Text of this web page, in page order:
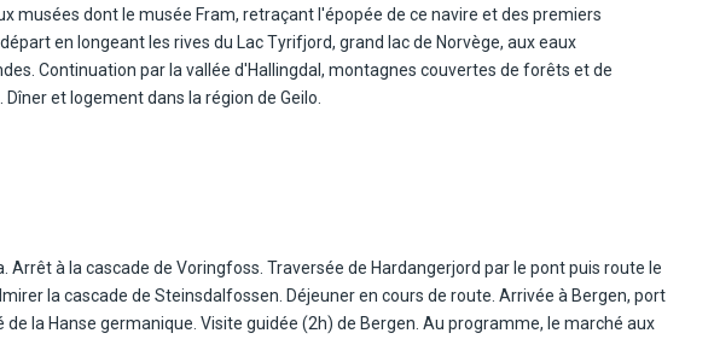
musées dont le musée Fram, retraçant l'épopée de ce navire et des premiers
en longeant les rives du Lac Tyrifjord, grand lac de Norvège, aux eaux
Continuation par la vallée d'Hallingdal, montagnes couvertes de forêts et de
et logement dans la région de Geilo.
Arrêt à la cascade de Voringfoss. Traversée de Hardangerjord par le pont puis route le
la cascade de Steinsdalfossen. Déjeuner en cours de route. Arrivée à Bergen, port
la Hanse germanique. Visite guidée (2h) de Bergen. Au programme, le marché aux